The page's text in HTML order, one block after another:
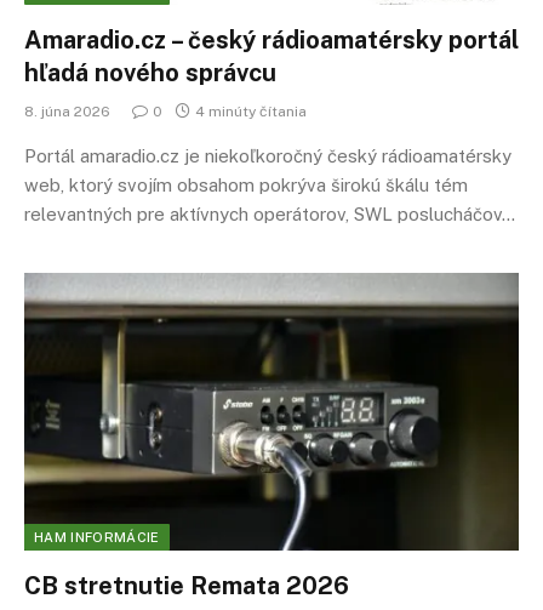
Amaradio.cz – český rádioamatérsky portál
hľadá nového správcu
8. júna 2026 0 4 minúty čítania
Portál amaradio.cz je niekoľkoročný český rádioamatérsky
web, ktorý svojím obsahom pokrýva širokú škálu tém
relevantných pre aktívnych operátorov, SWL poslucháčov…
HAM INFORMÁCIE
CB stretnutie Remata 2026